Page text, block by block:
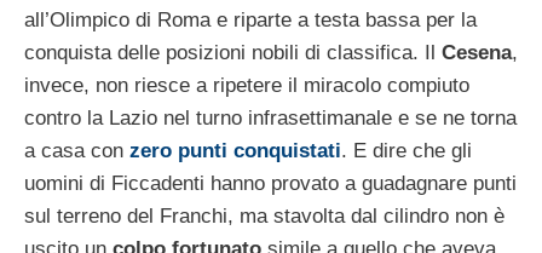
all’Olimpico di Roma e riparte a testa bassa per la
conquista delle posizioni nobili di classifica. Il Cesena,
invece, non riesce a ripetere il miracolo compiuto
contro la Lazio nel turno infrasettimanale e se ne torna
a casa con zero punti conquistati. E dire che gli
uomini di Ficcadenti hanno provato a guadagnare punti
sul terreno del Franchi, ma stavolta dal cilindro non è